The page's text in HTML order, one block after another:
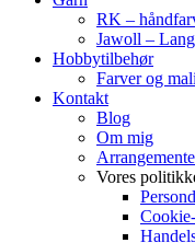
RK –
Jawoll –
Hobbytilbehør
Farver og
Kontakt
Blog
Om mig
Vores